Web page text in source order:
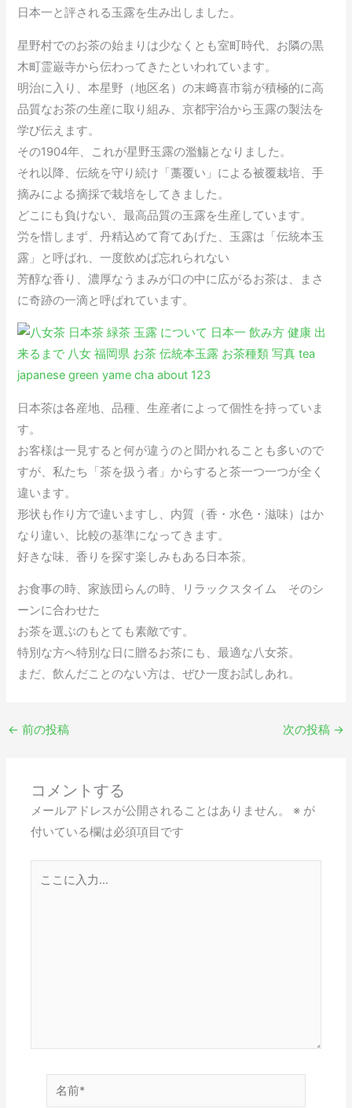
日本一と評される玉露を生み出しました。
星野村でのお茶の始まりは少なくとも室町時代、お隣の黒
木町霊巌寺から伝わってきたといわれています。
明治に入り、本星野（地区名）の末﨑喜市翁が積極的に高
品質なお茶の生産に取り組み、京都宇治から玉露の製法を
学び伝えます。
その1904年、これが星野玉露の濫觴となりました。
それ以降、伝統を守り続け「藁覆い」による被覆栽培、手
摘みによる摘採で栽培をしてきました。
どこにも負けない、最高品質の玉露を生産しています。
労を惜しまず、丹精込めて育てあげた、玉露は「伝統本玉
露」と呼ばれ、一度飲めば忘れられない
芳醇な香り、濃厚なうまみが口の中に広がるお茶は、まさ
に奇跡の一滴と呼ばれています。
日本茶は各産地、品種、生産者によって個性を持っていま
す。
お客様は一見すると何が違うのと聞かれることも多いので
すが、私たち「茶を扱う者」からすると茶一つ一つが全く
違います。
形状も作り方で違いますし、内質（香・水色・滋味）はか
なり違い、比較の基準になってきます。
好きな味、香りを探す楽しみもある日本茶。
お食事の時、家族団らんの時、リラックスタイム そのシ
ーンに合わせた
お茶を選ぶのもとても素敵です。
特別な方へ特別な日に贈るお茶にも、最適な八女茶。
まだ、飲んだことのない方は、ぜひ一度お試しあれ。
← 前の投稿 次の投稿 →
コメントする
メールアドレスが公開されることはありません。 ※ が
付いている欄は必須項目です
前